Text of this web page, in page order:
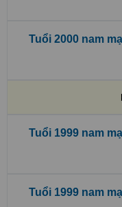
Tuổi 2000 nam
Tuổi 1999 nam
Tuổi 1999 nam